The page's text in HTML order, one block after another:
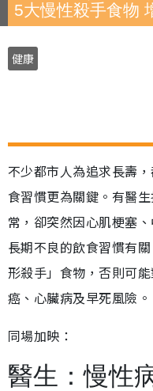
5大慢性殺手食物
健康
不少都市人為追求長壽
食習慣更為關鍵。有醫
常，卻突然因心肌梗塞
長期不良的飲食習慣有
形殺手」食物，否則可
癌、心臟病及早死風險。
同場加映：
醫生：慢性